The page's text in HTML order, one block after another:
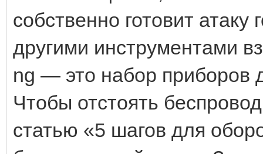
собственно готовит
другими инструментами
ng — это набор приборов
Чтобы отстоять
статью «5 шагов для